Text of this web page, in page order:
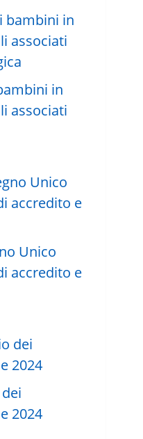
in
associati
Unico
accredito e
2024